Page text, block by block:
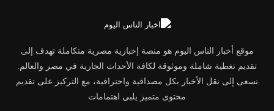
موقع أخبار الناس اليوم هو منصة إخبارية مصرية متكاملة تهدف إلى
تقديم تغطية شاملة وموثوقة لكافة الأحداث الجارية في مصر والعالم.
نسعى إلى نقل الأخبار بكل مصداقية واحترافية، مع التركيز على تقديم
محتوى متميز يلبي اهتمامات